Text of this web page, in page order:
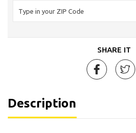
SHARE IT
Description